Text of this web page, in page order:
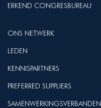
ERKEND CONGRESBUREAU
ONS NETWERK
LEDEN
KENNISPARTNERS
PREFERRED SUPPLIERS
SAMENWERKINGSVERBANDEN